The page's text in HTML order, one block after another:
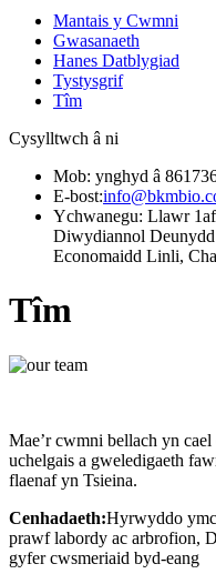
Mantais y Cwmni
Gwasanaeth
Hanes Datblygiad
Tystysgrif
Tîm
Cysylltwch â ni
Mob: ynghyd â
E-bost:
Ychwanegu: Llawr
Diwydiannol
Economaidd Linli,
Tîm
Mae’r cwmni bellach yn
uchelgais a gweledigaeth
flaenaf yn Tsieina.
Cenhadaeth:Hyrwyddo
prawf labordy ac arbrofion,
gyfer cwsmeriaid byd-eang